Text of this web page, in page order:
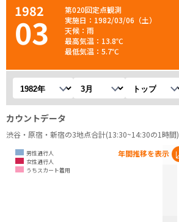
1982
03
第020回定点観測
実施日：1982/03/06（土）
天候：雨
最高気温：13.8℃
最低気温：5.7℃
年を選択 月を選択 観測地を選択
カウントデータ
渋谷・原宿・新宿の3地点合計(13:30~14:30の1時間)
男性通行人
女性通行人
うちスカート着用
年間推移を表示